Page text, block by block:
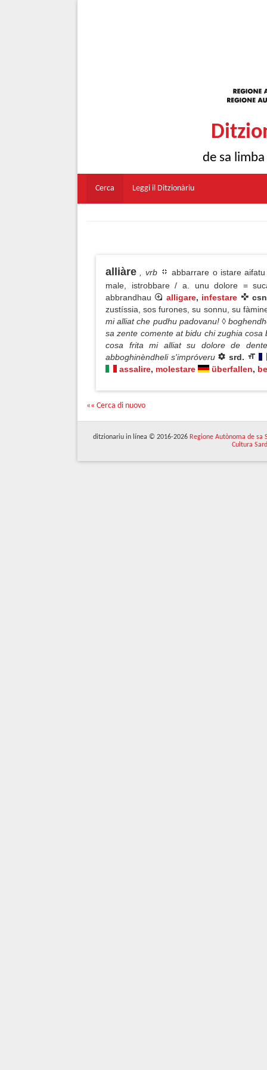
de sa
Cerca Leggi il Ditzionàriu
alliàre , vrb
abbarrare o istare
male, istrobbare / a. unu dolore =
abbrandhau
alligare, infestare
zustíssia, sos furones, su sonnu, su
mi alliat che pudhu padovanu! ◊
sa zente comente at bidu chi zughia
cosa frita mi alliat su dolore de
abboghinèndheli s'impróveru
srd.
assalire, molestare überfallen,
«« Cerca di nuovo
ditzionariu in línea © 2016-2026 Regione Autònoma de sa
Cultura